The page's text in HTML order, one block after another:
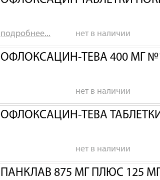
подробнее... нет в наличии
ОФЛОКСАЦИН-ТЕВА 400 МГ
нет в наличии
ОФЛОКСАЦИН-ТЕВА
нет в наличии
ПАНКЛАВ 875 МГ ПЛЮС 125